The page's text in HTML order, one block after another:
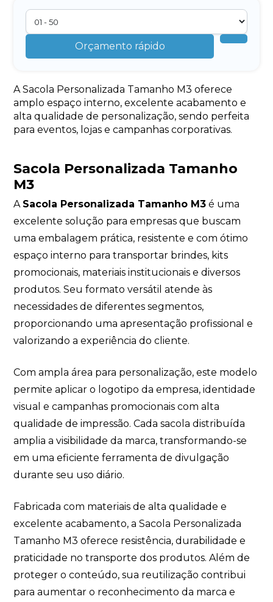
Orçamento rápido
A Sacola Personalizada Tamanho M3 oferece
amplo espaço interno, excelente acabamento e
alta qualidade de personalização, sendo perfeita
para eventos, lojas e campanhas corporativas.
Sacola Personalizada Tamanho
M3
A Sacola Personalizada Tamanho M3 é uma
excelente solução para empresas que buscam
uma embalagem prática, resistente e com ótimo
espaço interno para transportar brindes, kits
promocionais, materiais institucionais e diversos
produtos. Seu formato versátil atende às
necessidades de diferentes segmentos,
proporcionando uma apresentação profissional e
valorizando a experiência do cliente.
Com ampla área para personalização, este modelo
permite aplicar o logotipo da empresa, identidade
visual e campanhas promocionais com alta
qualidade de impressão. Cada sacola distribuída
amplia a visibilidade da marca, transformando-se
em uma eficiente ferramenta de divulgação
durante seu uso diário.
Fabricada com materiais de alta qualidade e
excelente acabamento, a Sacola Personalizada
Tamanho M3 oferece resistência, durabilidade e
praticidade no transporte dos produtos. Além de
proteger o conteúdo, sua reutilização contribui
para aumentar o reconhecimento da marca e